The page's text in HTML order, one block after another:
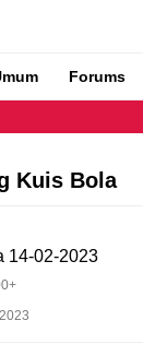
Forums
Kuis Bola
14-02-2023